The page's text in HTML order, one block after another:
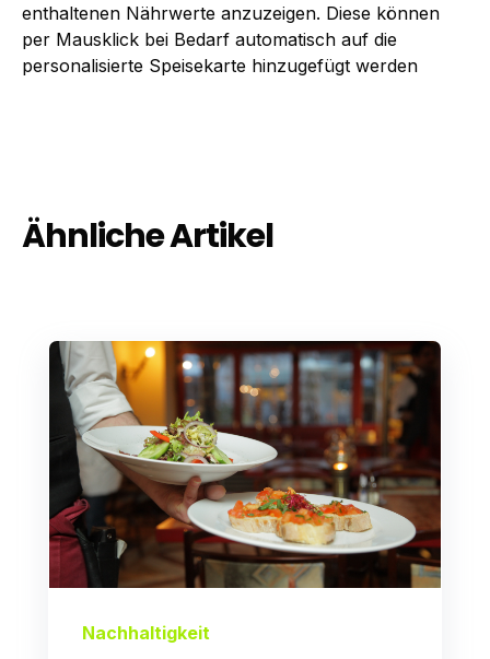
enthaltenen Nährwerte anzuzeigen. Diese können
per Mausklick bei Bedarf automatisch auf die
personalisierte Speisekarte hinzugefügt werden
Ähnliche Artikel
Nachhaltigkeit